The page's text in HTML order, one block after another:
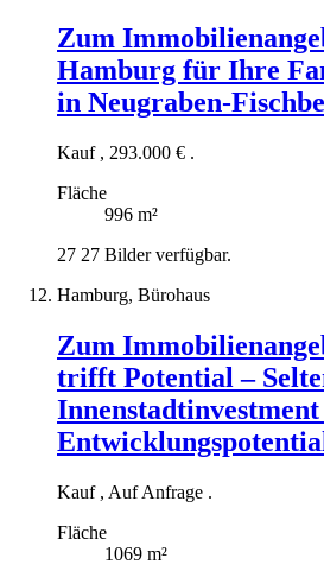
Zum
Hamburg für Ihre
in Neugraben-
Kauf , 293.000 € .
Fläche
996 m²
27 27 Bilder verfügbar.
Hamburg, Bürohaus
Zum
trifft Potential –
Kauf , Auf Anfrage .
Fläche
1069 m²